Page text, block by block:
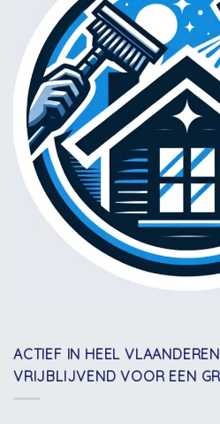
ACTIEF IN HEEL
VRIJBLIJVEND VOOR EEN